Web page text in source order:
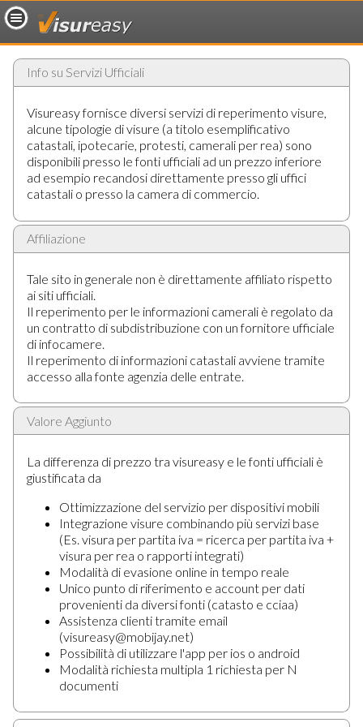
Info su Servizi Ufficiali
Visureasy fornisce diversi servizi di reperimento visure,
alcune tipologie di visure (a titolo esemplificativo
catastali, ipotecarie, protesti, camerali per rea) sono
disponibili presso le fonti ufficiali ad un prezzo inferiore
ad esempio recandosi direttamente presso gli uffici
catastali o presso la camera di commercio.
Affiliazione
Tale sito in generale non è direttamente affiliato rispetto
ai siti ufficiali.
Il reperimento per le informazioni camerali è regolato da
un contratto di subdistribuzione con un fornitore ufficiale
di infocamere.
Il reperimento di informazioni catastali avviene tramite
accesso alla fonte agenzia delle entrate.
Valore Aggiunto
La differenza di prezzo tra visureasy e le fonti ufficiali è
giustificata da
Ottimizzazione del servizio per dispositivi mobili
Integrazione visure combinando più servizi base
(Es. visura per partita iva = ricerca per partita iva +
visura per rea o rapporti integrati)
Modalità di evasione online in tempo reale
Unico punto di riferimento e account per dati
provenienti da diversi fonti (catasto e cciaa)
Assistenza clienti tramite email
(visureasy@mobijay.net)
Possibilità di utilizzare l'app per ios o android
Modalità richiesta multipla 1 richiesta per N
documenti